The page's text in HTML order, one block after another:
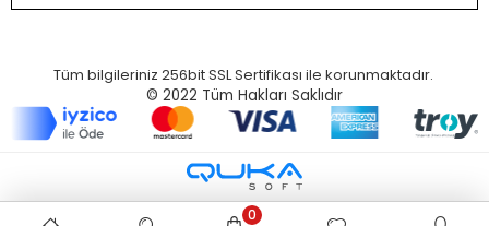
Tüm bilgileriniz 256bit SSL Sertifikası ile korunmaktadır.
© 2022 Tüm Hakları Saklıdır
0